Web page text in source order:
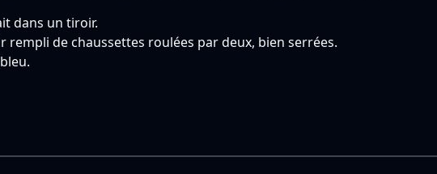
dans un tiroir.
rempli de chaussettes roulées par deux, bien serrées.